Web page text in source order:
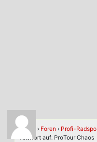
Home › Foren › Profi-
Antwort auf: ProTour Chaos